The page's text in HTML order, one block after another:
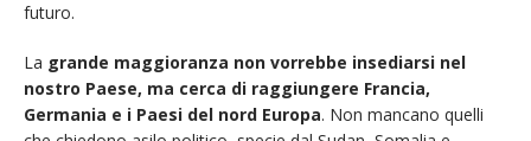
futuro.
La grande maggioranza non vorrebbe insediarsi nel
nostro Paese, ma cerca di raggiungere Francia,
Germania e i Paesi del nord Europa. Non mancano quelli